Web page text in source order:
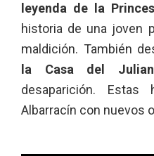
leyenda de la
historia de una joven
maldición. También
la Casa del
desaparición.
Albarracín con nuevos